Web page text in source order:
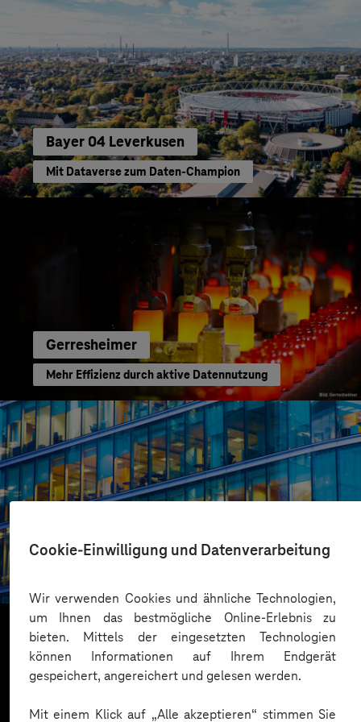
Cookie-Einwilligung und Datenverarbeitung
Wir verwenden Cookies und ähnliche Technologien,
um Ihnen das bestmögliche Online-Erlebnis zu
bieten. Mittels der eingesetzten Technologien
können Informationen auf Ihrem Endgerät
gespeichert, angereichert und gelesen werden.
Mit einem Klick auf „Alle akzeptieren“ stimmen Sie
Bayer 04 Leverkusen
Mit Dataverse zum Daten-Champion
Gerresheimer
Mehr Effizienz durch aktive Datennutzung
Per App die Verfügbarkeit von Arbeitsplätzen
Mehr laden